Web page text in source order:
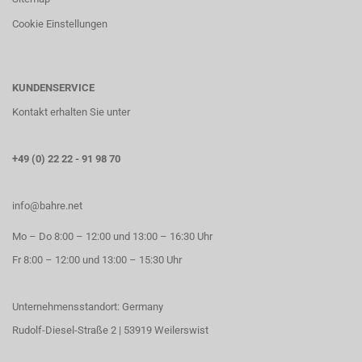
Cookie Einstellungen
KUNDENSERVICE
Kontakt erhalten Sie unter
+49 (0) 22 22 - 91 98 70
info@bahre.net
Mo – Do 8:00 – 12:00 und 13:00 – 16:30 Uhr
Fr 8:00 – 12:00 und 13:00 – 15:30 Uhr
Unternehmensstandort: Germany
Rudolf-Diesel-Straße 2 | 53919 Weilerswist